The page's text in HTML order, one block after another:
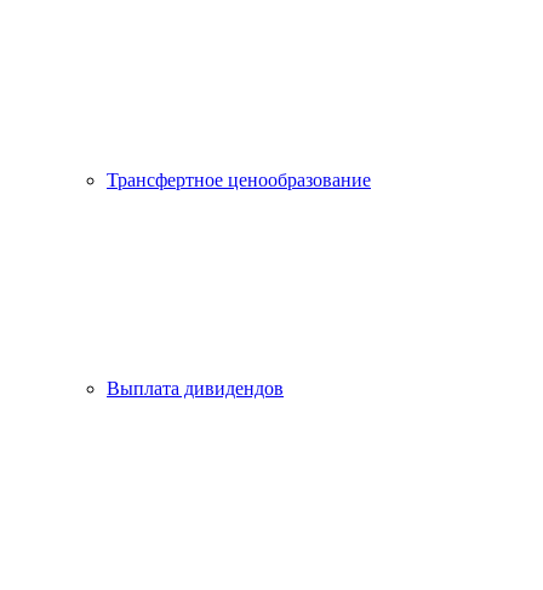
Трансфертное ценообразование
Выплата дивидендов